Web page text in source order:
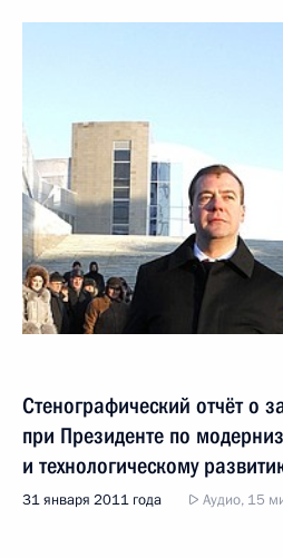
Стенографический отчёт о
при Президенте по
и технологическому
31 января 2011 года Аудио, 15